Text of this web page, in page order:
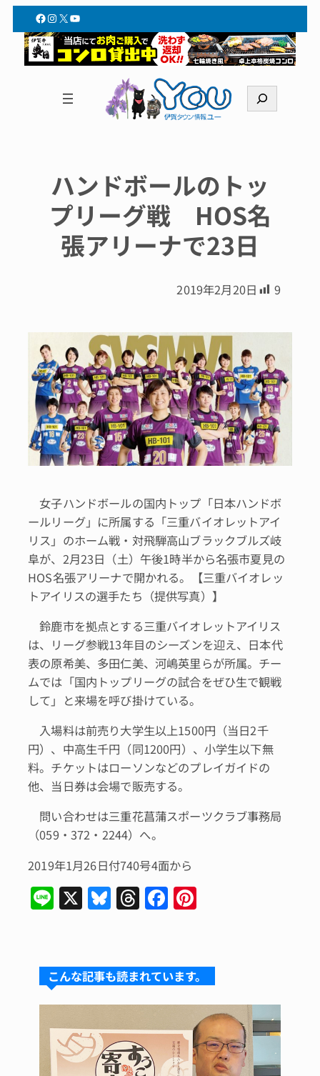
Facebook
Instagram
X YouTube
索
ハンドボールのトッ
プリーグ戦 HOS名
張アリーナで23日
2019年2月20日 9
女子ハンドボールの国内トップ「日本ハンドボ
ールリーグ」に所属する「三重バイオレットアイ
リス」のホーム戦・対飛騨高山ブラックブルズ岐
阜が、2月23日（土）午後1時半から名張市夏見の
HOS名張アリーナで開かれる。【三重バイオレッ
トアイリスの選手たち（提供写真）】
鈴鹿市を拠点とする三重バイオレットアイリス
は、リーグ参戦13年目のシーズンを迎え、日本代
表の原希美、多田仁美、河嶋英里らが所属。チー
ムでは「国内トップリーグの試合をぜひ生で観戦
して」と来場を呼び掛けている。
入場料は前売り大学生以上1500円（当日2千
円）、中高生千円（同1200円）、小学生以下無
料。チケットはローソンなどのプレイガイドの
他、当日券は会場で販売する。
問い合わせは三重花菖蒲スポーツクラブ事務局
（059・372・2244）へ。
2019年1月26日付740号4面から
Li X Bl
s
k
y
T
a
d
s
F
e
b
o
o
k
re
st
こんな記事も読まれています。